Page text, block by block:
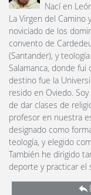
Nací en
La Virgen del
noviciado de los
convento de
(Santander), y
Salamanca, donde
destino fue la
resido en Oviedo.
de dar clases de
profesor en nuestra
designado como
teología, y elegido
También he dirigido
deporte y practicar el